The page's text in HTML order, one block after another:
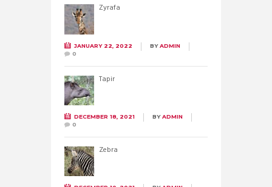
Żyrafa
JANUARY 22, 2022 BYADMIN
0
Tapir
DECEMBER 18, 2021 BYADMIN
0
Zebra